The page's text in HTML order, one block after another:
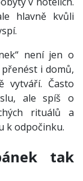
hlavně kvůli
není jen o
i domů,
vytváří. Často
ale spíš o
rituálů a
k odpočinku.
tak